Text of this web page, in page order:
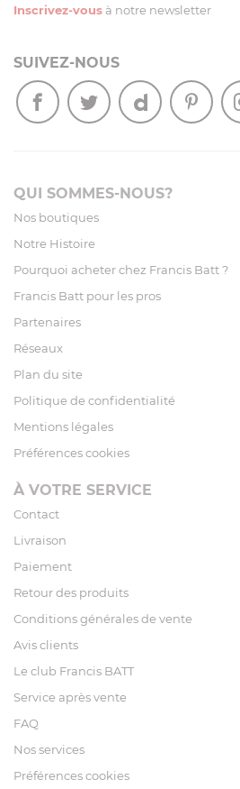
Inscrivez-vous à notre newsletter
SUIVEZ-NOUS
QUI SOMMES-NOUS?
Nos boutiques
Notre Histoire
Pourquoi acheter chez Francis Batt ?
Francis Batt pour les pros
Partenaires
Réseaux
Plan du site
Politique de confidentialité
Mentions légales
Préférences cookies
À VOTRE SERVICE
Contact
Livraison
Paiement
Retour des produits
Conditions générales de vente
Avis clients
Le club Francis BATT
Service après vente
FAQ
Nos services
Préférences cookies